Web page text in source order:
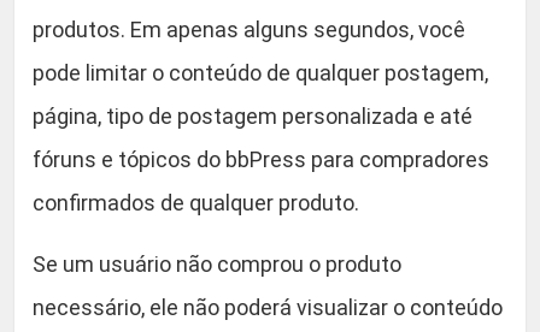
9
t
n
t
R
s
r
i
produtos. Em apenas alguns segundos, você
pode limitar o conteúdo de qualquer postagem,
página, tipo de postagem personalizada e até
fóruns e tópicos do bbPress para compradores
confirmados de qualquer produto.
Se um usuário não comprou o produto
necessário, ele não poderá visualizar o conteúdo